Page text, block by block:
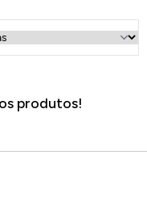
produtos!